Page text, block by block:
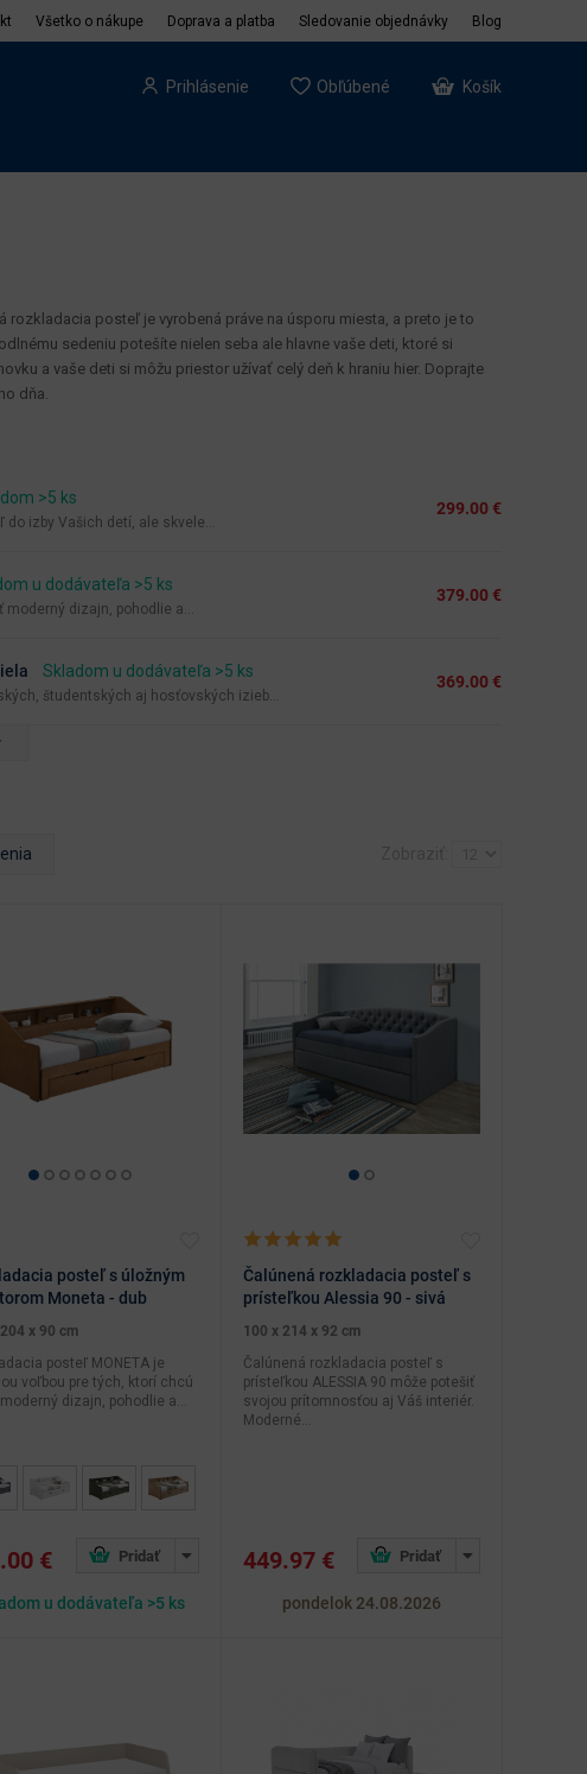
Všetko o nákupe Doprava a platba Sledovanie objednávky Blog
Prihlásenie Obľúbené Košík
rozkladacia posteľ je vyrobená práve na úsporu miesta, a preto je to
sedeniu potešíte nielen seba ale hlavne vaše deti, ktoré si
a vaše deti si môžu priestor užívať celý deň k hraniu hier. Doprajte
dňa.
>5 ks
do izby Vašich detí, ale skvele...
299.00 €
u dodávateľa >5 ks
dizajn, pohodlie a...
379.00 €
Skladom u dodávateľa >5 ks
študentských aj hosťovských izieb...
369.00 €
posteľ s úložným
Moneta - dub
x 90 cm
posteľ MONETA je
voľbou pre tých, ktorí chcú
dizajn, pohodlie a...
€
u dodávateľa >5 ks
Čalúnená rozkladacia posteľ s
prísteľkou Alessia 90 - sivá
100 x 214 x 92 cm
Čalúnená rozkladacia posteľ s
prísteľkou ALESSIA 90 môže potešiť
svojou prítomnosťou aj Váš interiér.
Moderné...
449.97 €
pondelok 24.08.2026